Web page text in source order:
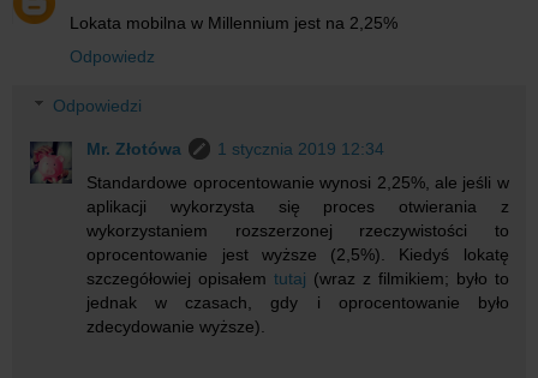
Lokata mobilna w Millennium jest na 2,25%
Odpowiedz
Odpowiedzi
Mr. Złotówa
1 stycznia 2019 12:34
Standardowe oprocentowanie wynosi 2,25%, ale jeśli w
aplikacji wykorzysta się proces otwierania z
wykorzystaniem rozszerzonej rzeczywistości to
oprocentowanie jest wyższe (2,5%). Kiedyś lokatę
szczegółowiej opisałemtutaj (wraz z filmikiem; było to
jednak w czasach, gdy i oprocentowanie było
zdecydowanie wyższe).